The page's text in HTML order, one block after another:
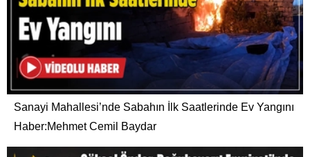
Sanayi Mahallesi’nde Sabahın İlk Saatlerinde Ev Yangını
Haber:Mehmet Cemil Baydar